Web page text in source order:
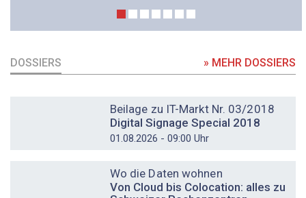
DOSSIERS » MEHR DOSSIERS
Beilage zu IT-Markt Nr. 03/2018
Digital Signage Special 2018
01.08.2026 - 09:00 Uhr
Wo die Daten wohnen
Von Cloud bis Colocation: alles zu